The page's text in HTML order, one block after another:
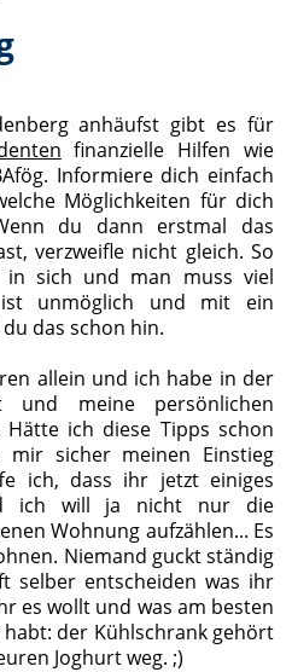
anhäufst gibt es für
finanzielle Hilfen wie
Informiere dich einfach
Möglichkeiten für dich
du dann erstmal das
verzweifle nicht gleich. So
sich und man muss viel
unmöglich und mit ein
das schon hin.
allein und ich habe in der
meine persönlichen
Hätte ich diese Tipps schon
sicher meinen Einstieg
ich, dass ihr jetzt einiges
ich will ja nicht nur die
Wohnung aufzählen... Es
Niemand guckt ständig
selber entscheiden was ihr
es wollt und was am besten
der Kühlschrank gehört
Joghurt weg. ;)